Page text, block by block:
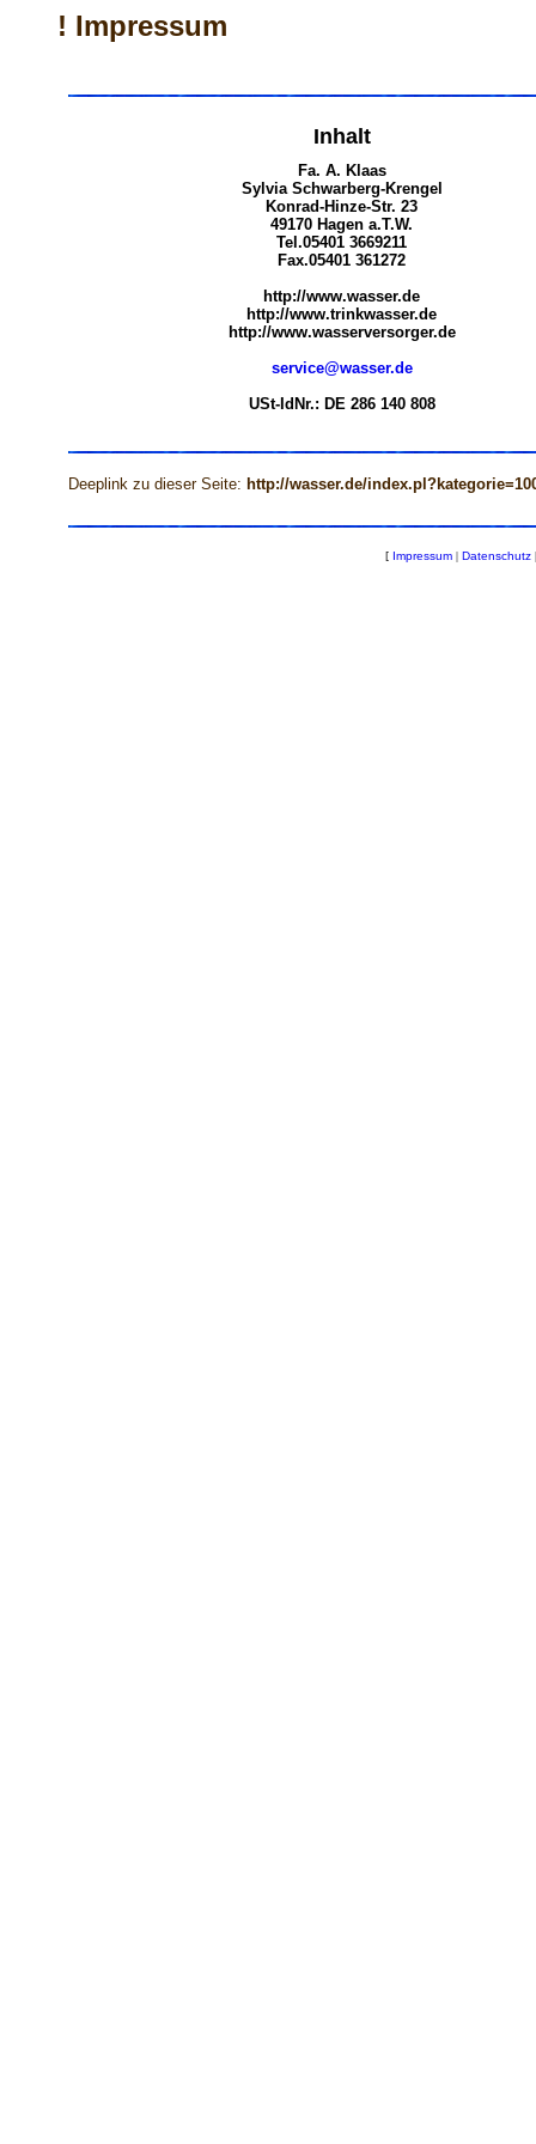
! Impressum
Inhalt
Fa. A. Klaas
Sylvia Schwarberg-Krengel
Konrad-Hinze-Str. 23
49170 Hagen a.T.W.
Tel.05401 3669211
Fax.05401 361272
http://www.wasser.de
http://www.trinkwasser.de
http://www.wasserversorger.de
service@wasser.de
USt-IdNr.: DE 286 140 808
Deeplink zu dieser Seite: http://wasser.de/
[ Impressum | Datenschutz